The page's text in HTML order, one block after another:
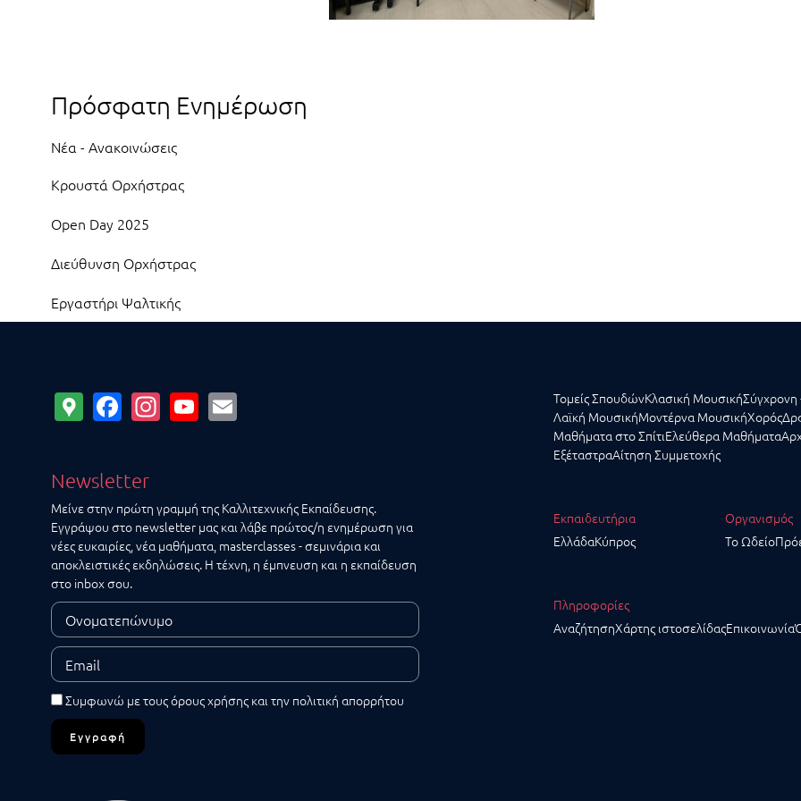
Πρόσφατη Ενημέρωση
Νέα - Ανακοινώσεις
Κρουστά Ορχήστρας
Open Day 2025
Διεύθυνση Ορχήστρας
Εργαστήρι Ψαλτικής
Google
Maps
Facebook
Instagram
YouTube
Newsletter
Μείνε στην πρώτη γραμμή της Καλλιτεχνικής Εκπαίδευσης.
Εγγράψου στο newsletter μας και λάβε πρώτος/η ενημέρωση για
νέες ευκαιρίες, νέα μαθήματα, masterclasses - σεμινάρια και
αποκλειστικές εκδηλώσεις. Η τέχνη, η έμπνευση και η εκπαίδευση
στο inbox σου.
Συμφωνώ με τουςόρους χρήσης και την πολιτική απορρήτου
Εγγραφή
Τομείς ΣπουδώνΚλασική ΜουσικήΣύγχρονη
Λαϊκή ΜουσικήΜοντέρνα ΜουσικήΧορός
Μαθήματα στο ΣπίτιΕλεύθερα Μαθήματα
ΕξέταστραΑίτηση Συμμετοχής
Εκπαιδευτήρια
ΕλλάδαΚύπρος
Οργανισμός
Το Ωδείο
Πληροφορίες
ΑναζήτησηΧάρτης ιστοσελίδαςΕπικοινωνία